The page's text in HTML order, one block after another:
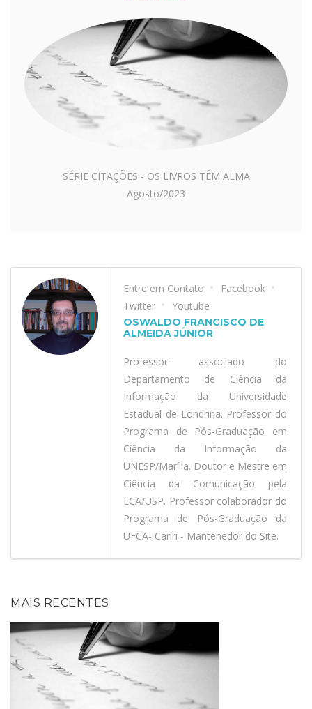
SÉRIE CITAÇÕES - OS LIVROS TÊM ALMA
Agosto/2023
Entre em Contato
Facebook
Twitter
Youtube
OSWALDO FRANCISCO DE
ALMEIDA JÚNIOR
Professor associado do
Departamento de Ciência da
Informação da Universidade
Estadual de Londrina. Professor do
Programa de Pós-Graduação em
Ciência da Informação da
UNESP/Marília. Doutor e Mestre em
Ciência da Comunicação pela
ECA/USP. Professor colaborador do
Programa de Pós-Graduação da
UFCA- Cariri - Mantenedor do Site.
MAIS RECENTES